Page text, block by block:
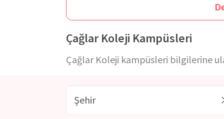
olarak belirleyen
anaokulu, ilkokul
geleceğe sahip yeni nesilleri yetiştirmektedir.
Günümüzün ihtiyaçlarından birisi niteliğinde olan
yoğunluklarda devam ettirerek öğrencilerin dil
Koleji'nin
verdiği dil eğitim programları ile
Çağlar Koleji Kampüsleri
Çağlar Koleji kampüsleri bilgilerine